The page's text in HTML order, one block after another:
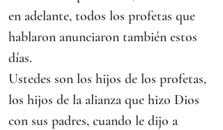
en adelante, todos los profetas que
hablaron anunciaron también estos
días.
Ustedes son los hijos de los profetas,
los hijos de la alianza que hizo Dios
con sus padres, cuando le dijo a